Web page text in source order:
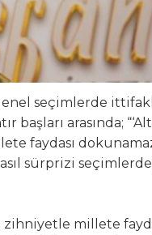
seçimlerde
başları arasında;
faydası
sürprizi seçimlerde
zihniyetle millete